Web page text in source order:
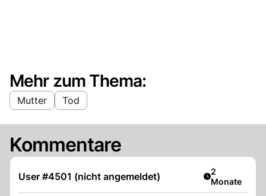
Mehr zum Thema:
Mutter Tod
Kommentare
User #4501 (nicht angemeldet) Artikel
2
Monate